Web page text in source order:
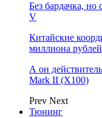
Без бардачка,
V
Китайские
миллиона
А он
Mark II (Х100)
Prev Next
Тюнинг